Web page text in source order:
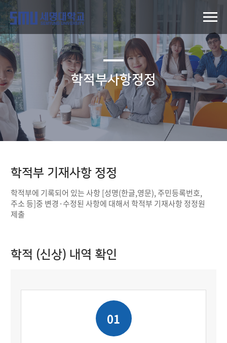
학적부사항정정
학적부 기재사항 정정
학적부에 기록되어 있는 사항 [성명(한글,영문), 주민등록번호,
주소 등]중 변경·수정된 사항에 대해서 학적부 기재사항 정정원
제출
학적 (신상) 내역 확인
01